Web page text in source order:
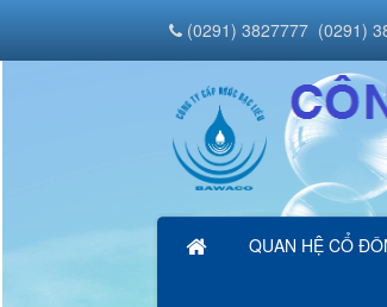
QUAN HỆ CỔ
(0291) 3827777 (0291)